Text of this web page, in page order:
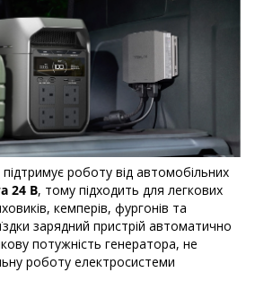
роботу від автомобільних
24 В, тому підходить для легкових
кемперів, фургонів та
зарядний пристрій автоматично
потужність генератора, не
роботу електросистеми